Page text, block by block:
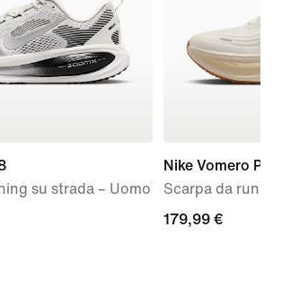
su strada – Uomo
Nike Vomero Plus
Scarpa da
179,99
179,99 €